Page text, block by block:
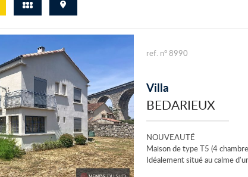
ref. n° 8990
Villa
BEDARIEUX
NOUVEAUTÉ
Maison de type T5 (4
Idéalement situé au calme